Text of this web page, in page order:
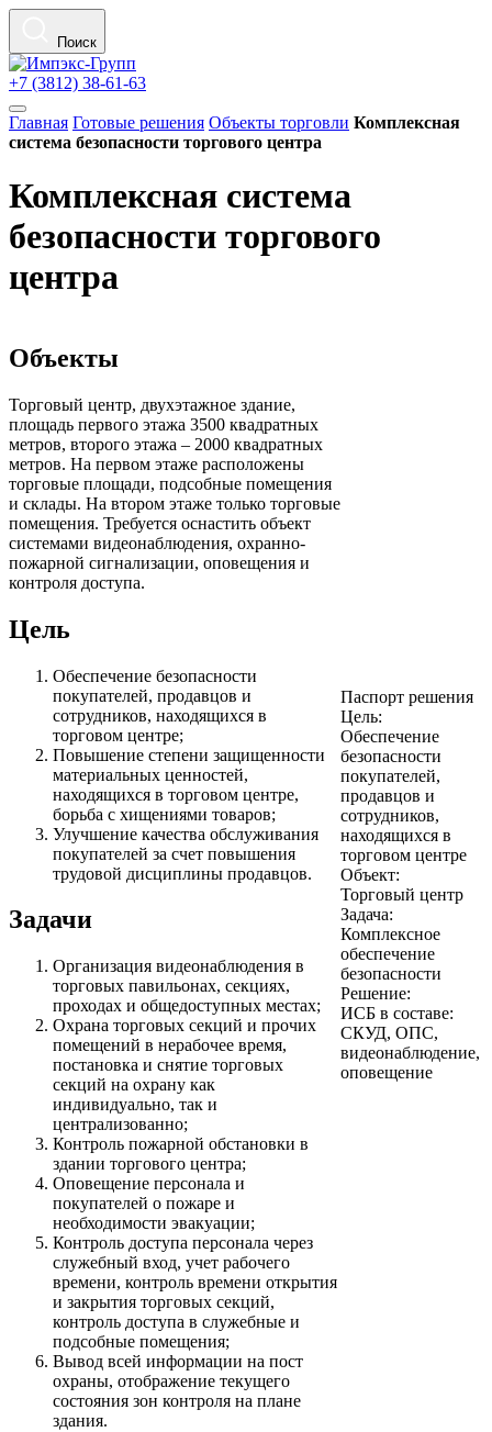
Поиск
+7 (3812) 38-61-63
Главная Готовые решения Объекты торговли Комплексная
система безопасности торгового центра
Комплексная система
безопасности торгового
центра
Объекты
Торговый центр, двухэтажное здание,
площадь первого этажа 3500 квадратных
метров, второго этажа – 2000 квадратных
метров. На первом этаже расположены
торговые площади, подсобные помещения
и склады. На втором этаже только торговые
помещения. Требуется оснастить объект
системами видеонаблюдения, охранно-
пожарной сигнализации, оповещения и
контроля доступа.
Цель
Обеспечение безопасности
покупателей, продавцов и
сотрудников, находящихся в
торговом центре;
Повышение степени защищенности
материальных ценностей,
находящихся в торговом центре,
борьба с хищениями товаров;
Улучшение качества обслуживания
покупателей за счет повышения
трудовой дисциплины продавцов.
Задачи
Организация видеонаблюдения в
торговых павильонах, секциях,
проходах и общедоступных местах;
Охрана торговых секций и прочих
помещений в нерабочее время,
постановка и снятие торговых
секций на охрану как
индивидуально, так и
централизованно;
Контроль пожарной обстановки в
здании торгового центра;
Оповещение персонала и
покупателей о пожаре и
необходимости эвакуации;
Контроль доступа персонала через
служебный вход, учет рабочего
времени, контроль времени открытия
и закрытия торговых секций,
контроль доступа в служебные и
подсобные помещения;
Вывод всей информации на пост
охраны, отображение текущего
состояния зон контроля на плане
здания.
Паспорт решения
Цель:
Обеспечение
безопасности
покупателей,
продавцов и
сотрудников,
находящихся в
торговом центре
Объект:
Торговый центр
Задача:
Комплексное
обеспечение
безопасности
Решение:
ИСБ в составе:
СКУД, ОПС,
видеонаблюдение,
оповещение